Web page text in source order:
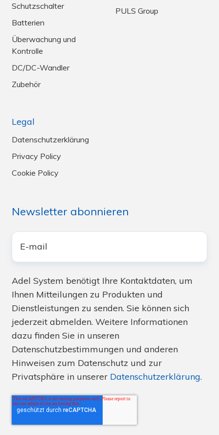
Schutzschalter
Batterien
Überwachung und
Kontrolle
DC/DC-Wandler
Zubehör
PULS Group
Legal
Datenschutzerklärung
Privacy Policy
Cookie Policy
Newsletter abonnieren
Mail*
Adel System benötigt Ihre Kontaktdaten, um
Ihnen Mitteilungen zu Produkten und
Dienstleistungen zu senden. Sie können sich
jederzeit abmelden. Weitere Informationen
dazu finden Sie in unseren
Datenschutzbestimmungen und anderen
Hinweisen zum Datenschutz und zur
Privatsphäre in unserer Datenschutzerklärung.